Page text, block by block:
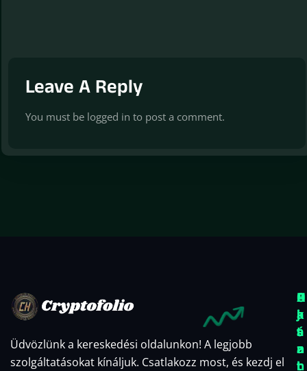
Leave A Reply
You must be logged in to post a comment.
Üdvözlünk a kereskedési oldalunkon! A legjobb
szolgáltatásokat kínáljuk. Csatlakozz most, és kezdj el
O
k
t
a
A
j
á
n
H
a
s
z